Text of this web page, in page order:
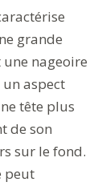
grande
nageoire
aspect
tête plus
de son
sur le fond.
peut